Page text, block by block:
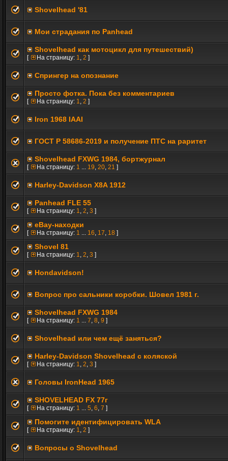
Shovelhead '81
Мои страдания по Panhead
Shovelhead как мотоцикл для путешествий)
[ На страницу: 1, 2 ]
Спрингер на опознание
Просто фотка. Пока без комментариев
[ На страницу: 1, 2 ]
Iron 1968 IAAI
ГОСТ Р 58686-2019 и получение ПТС на раритет
Shovelhead FXWG 1984, бортжурнал
[ На страницу: 1 ... 19, 20, 21 ]
Harley-Davidson X8A 1912
Panhead FLE 55
[ На страницу: 1, 2, 3 ]
eBay-находки
[ На страницу: 1 ... 16, 17, 18 ]
Shovel 81
[ На страницу: 1, 2, 3 ]
Hondavidson!
Вопрос про сальники коробки. Шовел 1981 г.
Shovelhead FXWG 1984
[ На страницу: 1 ... 7, 8, 9 ]
Shovelhead или чем ещё заняться?
Нarley-Davidson Shovelhead с коляской
[ На страницу: 1, 2, 3 ]
Головы IronHead 1965
SHOVELHEAD FX 77г
[ На страницу: 1 ... 5, 6, 7 ]
Помогите идентифицировать WLA
[ На страницу: 1, 2 ]
Вопросы о Shovelhead